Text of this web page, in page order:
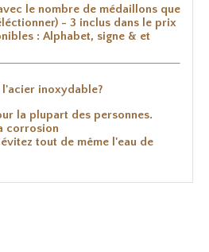
le nombre de médaillons que
- 3 inclus dans le prix
: Alphabet, signe & et
inoxydable?
la plupart des personnes.
corrosion
tout de même l'eau de